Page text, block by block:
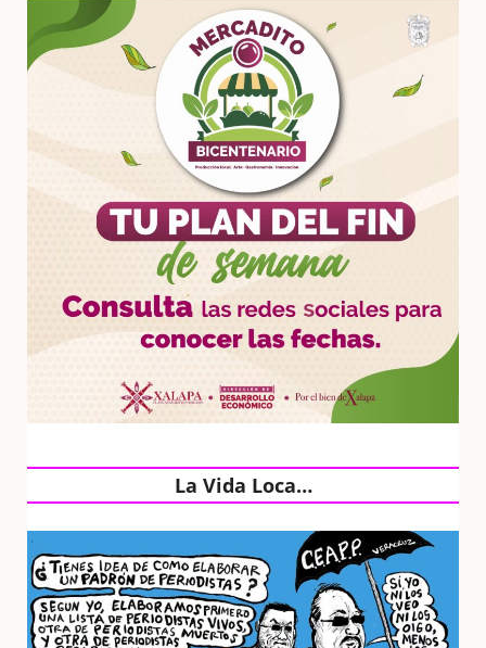
La Vida Loca…